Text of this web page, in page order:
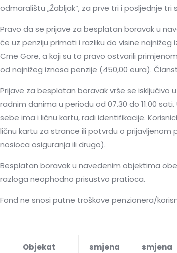
odmaralištu „Žabljak“, za prve tri i posljednje
Pravo da se prijave za besplatan boravak u
će uz penziju primati i razliku do visine
Crne Gore, a koji su to pravo ostvarili
od najnižeg iznosa penzije (450,00 eura).
Prijave za besplatan boravak vrše se isključivo
radnim danima u periodu od 07.30 do 11.00
sebe ima i ličnu kartu, radi identifikacije.
ličnu kartu za strance ili potvrdu o prijavljenom
nosioca osiguranja ili drugo).
Besplatan boravak u navedenim objektima
razloga neophodno prisustvo pratioca.
Fond ne snosi putne troškove penzionera/
Objekat smjena smjena